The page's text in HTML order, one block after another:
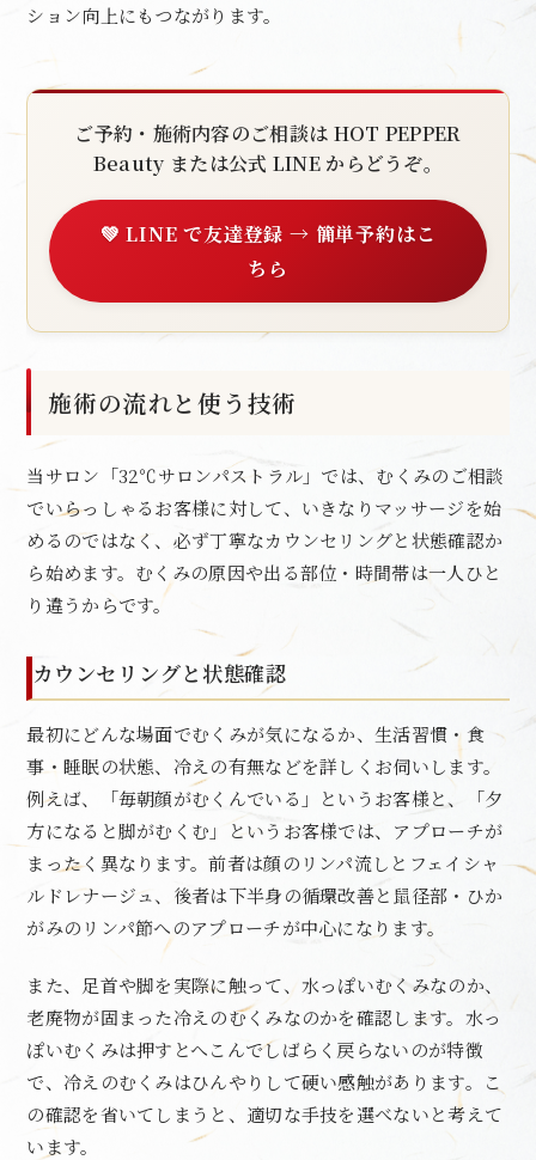
ション向上にもつながります。
ご予約・施術内容のご相談は HOT PEPPER
Beauty または公式 LINE からどうぞ。
💚 LINE で友達登録 → 簡単予約はこ
ちら
施術の流れと使う技術
当サロン「32℃サロンパストラル」では、むくみのご相談
でいらっしゃるお客様に対して、いきなりマッサージを始
めるのではなく、必ず丁寧なカウンセリングと状態確認か
ら始めます。むくみの原因や出る部位・時間帯は一人ひと
り違うからです。
カウンセリングと状態確認
最初にどんな場面でむくみが気になるか、生活習慣・食
事・睡眠の状態、冷えの有無などを詳しくお伺いします。
例えば、「毎朝顔がむくんでいる」というお客様と、「夕
方になると脚がむくむ」というお客様では、アプローチが
まったく異なります。前者は顔のリンパ流しとフェイシャ
ルドレナージュ、後者は下半身の循環改善と鼠径部・ひか
がみのリンパ節へのアプローチが中心になります。
また、足首や脚を実際に触って、水っぽいむくみなのか、
老廃物が固まった冷えのむくみなのかを確認します。水っ
ぽいむくみは押すとへこんでしばらく戻らないのが特徴
で、冷えのむくみはひんやりして硬い感触があります。こ
の確認を省いてしまうと、適切な手技を選べないと考えて
います。